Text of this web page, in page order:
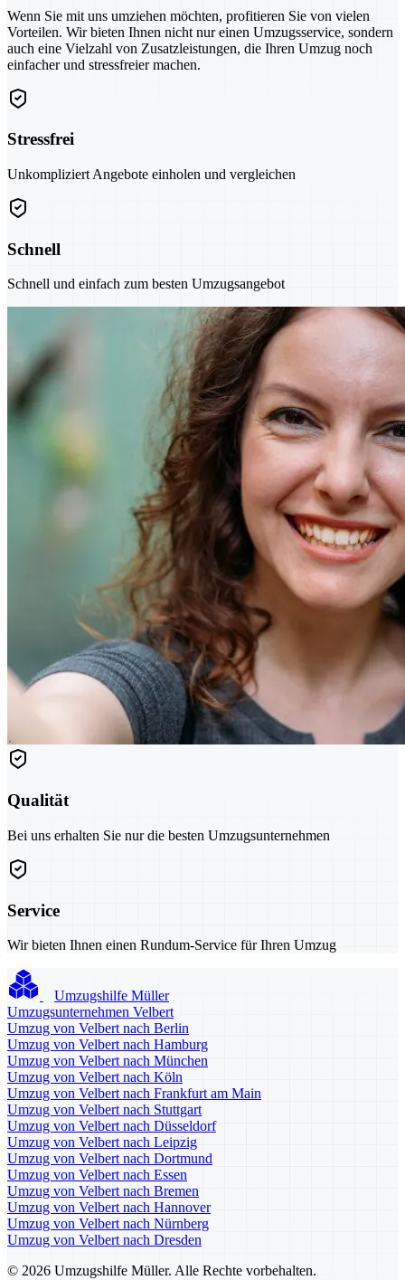
Wenn Sie mit uns umziehen möchten, profitieren Sie von vielen
Vorteilen. Wir bieten Ihnen nicht nur einen Umzugsservice, sondern
auch eine Vielzahl von Zusatzleistungen, die Ihren Umzug noch
einfacher und stressfreier machen.
Stressfrei
Unkompliziert Angebote einholen und vergleichen
Schnell
Schnell und einfach zum besten Umzugsangebot
Qualität
Bei uns erhalten Sie nur die besten Umzugsunternehmen
Service
Wir bieten Ihnen einen Rundum-Service für Ihren Umzug
Umzugshilfe Müller
Umzugsunternehmen Velbert
Umzug von Velbert nach Berlin
Umzug von Velbert nach Hamburg
Umzug von Velbert nach München
Umzug von Velbert nach Köln
Umzug von Velbert nach Frankfurt am Main
Umzug von Velbert nach Stuttgart
Umzug von Velbert nach Düsseldorf
Umzug von Velbert nach Leipzig
Umzug von Velbert nach Dortmund
Umzug von Velbert nach Essen
Umzug von Velbert nach Bremen
Umzug von Velbert nach Hannover
Umzug von Velbert nach Nürnberg
Umzug von Velbert nach Dresden
© 2026 Umzugshilfe Müller. Alle Rechte vorbehalten.